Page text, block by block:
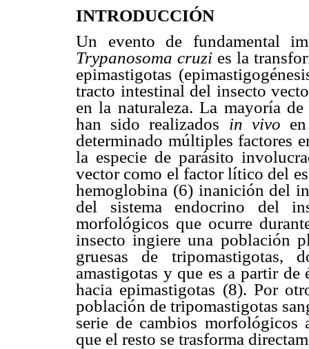
INTRODUCCIÓN
Un evento de fundamental
Trypanosoma cruzi es la
epimastigotas
tracto intestinal del insecto
en la naturaleza. La mayoría
han sido realizados in vivo
determinado múltiples factores
la especie de parásito
vector como el factor lítico del
hemoglobina (6) inanición del
del sistema endocrino del
morfológicos que ocurre
insecto ingiere una población
gruesas de tripomastigotas,
amastigotas y que es a partir
hacia epimastigotas (8). Por
población de tripomastigotas
serie de cambios morfológicos
que el resto se trasforma